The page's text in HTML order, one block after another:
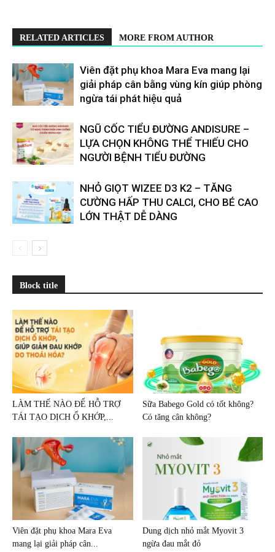
RELATED ARTICLES MORE FROM AUTHOR
Viên đặt phụ khoa Mara Eva mang lại
giải pháp cân bằng vùng kín giúp phòng
ngừa tái phát hiệu quả
​​NGŨ CỐC TIỂU ĐƯỜNG ANDISURE –
LỰA CHỌN KHÔNG THỂ THIẾU CHO
NGƯỜI BỆNH TIỂU ĐƯỜNG
NHỎ GIỌT WIZEE D3 K2 – TĂNG
CƯỜNG HẤP THU CALCI, CHO BÉ CAO
LỚN THẬT DỄ DÀNG
Block title
LÀM THẾ NÀO ĐỂ HỖ TRỢ
TÁI TẠO DỊCH Ổ KHỚP,...
Sữa Babego Gold có tốt không?
Có tăng cân không?
Viên đặt phụ khoa Mara Eva
mang lại giải pháp cân...
Dung dịch nhỏ mắt Myovit 3
ngừa đau mắt đỏ